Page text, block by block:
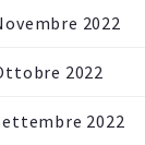
2022
2022
2022